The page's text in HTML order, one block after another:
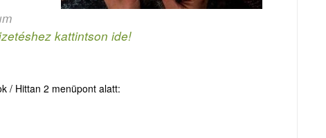
kattintson ide!
/ Hittan 2 menüpont alatt: